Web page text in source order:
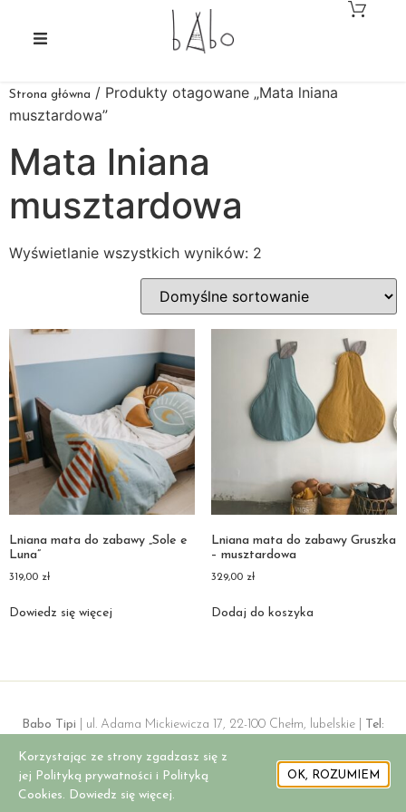
Strona główna / Produkty otagowane „Mata lniana
musztardowa”
Mata lniana
musztardowa
Wyświetlanie wszystkich wyników: 2
Lniana mata do zabawy „Sole e
Luna”
319,00 zł
Dowiedz się więcej
Lniana mata do zabawy Gruszka
– musztardowa
329,00 zł
Dodaj do koszyka
Babo Tipi | ul. Adama Mickiewicza 17, 22-100 Chełm, lubelskie |
Tel:
+48 506 819 378 |
E-mail: babo.sklep@gmail.com |
REGON:362256012
Korzystając ze strony zgadzasz się z
jej Polityką prywatności i Polityką
Cookies. Dowiedz się więcej.
OK, ROZUMIEM